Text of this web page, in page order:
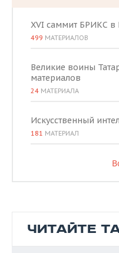
XVI саммит БРИКС в
499 МАТЕРИАЛОВ
Великие воины
материалов
24 МАТЕРИАЛА
Искусственный
181 МАТЕРИАЛ
ЧИТАЙТЕ